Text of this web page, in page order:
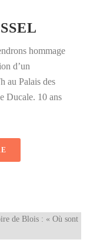
hommage
d’un
au Palais des
Ducale. 10 ans